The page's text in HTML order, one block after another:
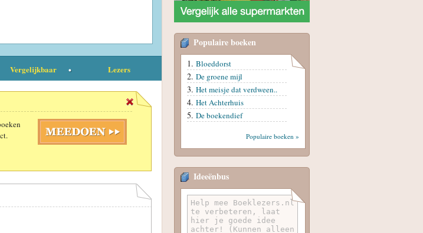
Vergelijkbaar Lezers
Populaire boeken
Bloeddorst
De groene mijl
Het meisje dat verdween..
Het Achterhuis
De boekendief
Populaire boeken »
Ideeënbus